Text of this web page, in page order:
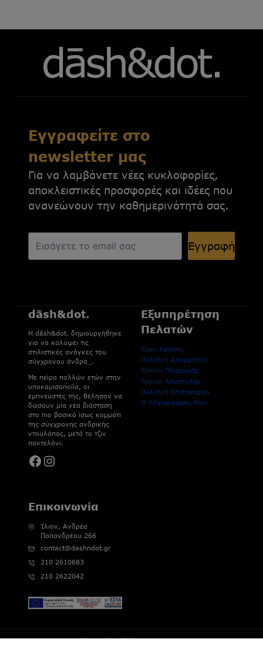
Εγγραφείτε στο
newsletter μας
Για να λαμβάνετε νέες κυκλοφορίες,
αποκλειστικές προσφορές και ιδέες που
ανανεώνουν την καθημερινότητά σας.
Εγγραφή
dāsh&dot.
H dāsh&dot. δημιουργήθηκε
για να καλύψει τις
στιλιστικές ανάγκες του
σύγχρονου άνδρα_.
Με πείρα πολλών ετών στην
υποκαμισοποϊία, οι
εμπνευστές της, θέλησαν να
δώσουν μία νέα διάσταση
στο πιο βασικό ίσως κομμάτι
της σύγχρονης ανδρικής
ντουλάπας, μετά το τζιν
παντελόνι.
Facebook
Instagram
Εξυπηρέτηση
Πελατών
Όροι Χρήσης
Πολιτική Απορρήτου
Τρόποι Πληρωμής
Τρόποι Αποστολής
Πολιτική Επιστροφών
Ο Λογαριασμός Μου
Επικοινωνία
Ίλιον, Ανδρέα
Παπανδρέου 266
contact@dashndot.gr
210 2610683
210 2622042
© 2026 Dash&Dot | Αριθμός Γ.Ε.ΜΗ : 121802802000